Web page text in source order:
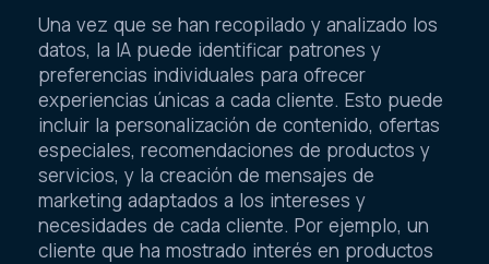
Una vez que se han recopilado y analizado los
datos, la IA puede identificar patrones y
preferencias individuales para ofrecer
experiencias únicas a cada cliente. Esto puede
incluir la personalización de contenido, ofertas
especiales, recomendaciones de productos y
servicios, y la creación de mensajes de
marketing adaptados a los intereses y
necesidades de cada cliente. Por ejemplo, un
cliente que ha mostrado interés en productos